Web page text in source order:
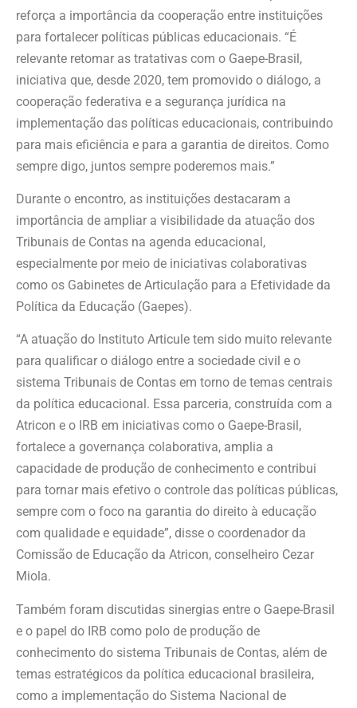
reforça a importância da cooperação entre instituições
para fortalecer políticas públicas educacionais. “É
relevante retomar as tratativas com o Gaepe-Brasil,
iniciativa que, desde 2020, tem promovido o diálogo, a
cooperação federativa e a segurança jurídica na
implementação das políticas educacionais, contribuindo
para mais eficiência e para a garantia de direitos. Como
sempre digo, juntos sempre poderemos mais.”
Durante o encontro, as instituições destacaram a
importância de ampliar a visibilidade da atuação dos
Tribunais de Contas na agenda educacional,
especialmente por meio de iniciativas colaborativas
como os Gabinetes de Articulação para a Efetividade da
Política da Educação (Gaepes).
“A atuação do Instituto Articule tem sido muito relevante
para qualificar o diálogo entre a sociedade civil e o
sistema Tribunais de Contas em torno de temas centrais
da política educacional. Essa parceria, construída com a
Atricon e o IRB em iniciativas como o Gaepe-Brasil,
fortalece a governança colaborativa, amplia a
capacidade de produção de conhecimento e contribui
para tornar mais efetivo o controle das políticas públicas,
sempre com o foco na garantia do direito à educação
com qualidade e equidade”, disse o coordenador da
Comissão de Educação da Atricon, conselheiro Cezar
Miola.
Também foram discutidas sinergias entre o Gaepe-Brasil
e o papel do IRB como polo de produção de
conhecimento do sistema Tribunais de Contas, além de
temas estratégicos da política educacional brasileira,
como a implementação do Sistema Nacional de